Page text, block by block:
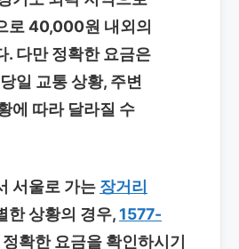
로 40,000원 내외의
. 다만 정확한 요금은
일 교통 상황, 주변
에 따라 달라질 수
서울로 가는 장거리
한 상황의 경우,1577-
확한 요금을 확인하시기